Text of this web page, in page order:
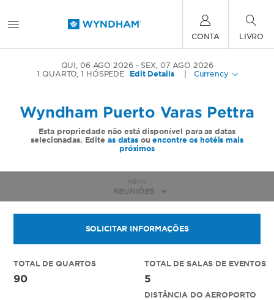
CONTA LIVRO
QUI, 06 AGO 2026
SEX, 07 AGO 2026
1 QUARTO,1 HÓSPEDE Edit Details Currency
Wyndham Puerto Varas Pettra
Esta propriedade não está disponível para as datas
selecionadas. Edite as datasouencontre os hotéis mais
próximos
MENU
REUNIÕES
SOLICITAR INFORMAÇÕES
TOTAL DE QUARTOS
90
TOTAL DE SALAS DE EVENTOS
5
DISTÂNCIA DO AEROPORTO